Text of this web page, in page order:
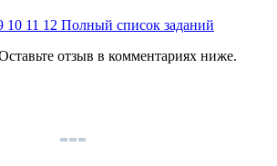
10 11 12 Полный список заданий
отзыв в комментариях ниже.